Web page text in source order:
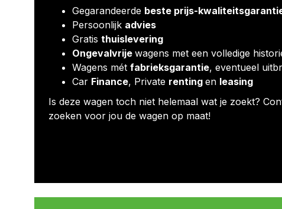
Gegarandeerde beste prijs-
Persoonlijk advies
Gratis thuislevering
Ongevalvrije wagens met een volledige
Wagens mét fabrieksgarantie, eventueel
Car Finance, Private renting en leasing
Is deze wagen toch niet helemaal wat je zoekt?
zoeken voor jou de wagen op maat!